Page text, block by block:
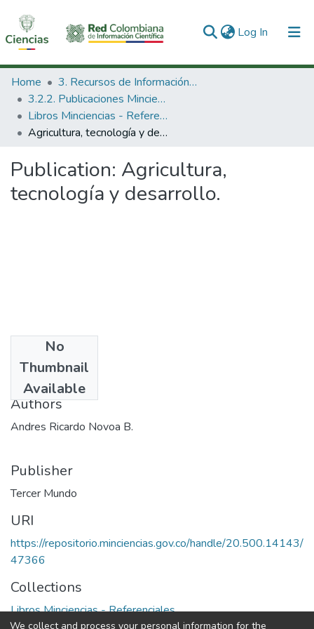
Log In (current)
Communities & Collections
All of DSpace
Statistics
Home
3. Recursos de Información Científica y Tecnológica
3.2.2. Publicaciones Minciencias
Libros Minciencias - Referenciales
Agricultura, tecnología y desarrollo.
Publication: Agricultura,
tecnología y desarrollo.
No
Thumbnail
Available
1989
Authors
Andres Ricardo Novoa B.
Publisher
Tercer Mundo
URI
https://repositorio.minciencias.gov.co/handle/20.500.14143/
47366
Collections
Libros Minciencias - Referenciales
We collect and process your personal information for the